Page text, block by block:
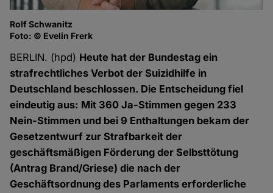
Rolf Schwanitz
Foto: © Evelin Frerk
BERLIN. (hpd) Heute hat der Bundestag ein
strafrechtliches Verbot der Suizidhilfe in
Deutschland beschlossen. Die Entscheidung fiel
eindeutig aus: Mit 360 Ja-Stimmen gegen 233
Nein-Stimmen und bei 9 Enthaltungen bekam der
Gesetzentwurf zur Strafbarkeit der
geschäftsmäßigen Förderung der Selbsttötung
(Antrag Brand/Griese) die nach der
Geschäftsordnung des Parlaments erforderliche